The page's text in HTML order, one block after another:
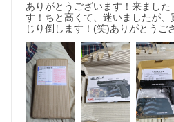
視聴ページへ(外部サイト)
ありがとうございます！来まし
す！ちと高くて、迷いましたが
じり倒します！(笑)ありがとうご